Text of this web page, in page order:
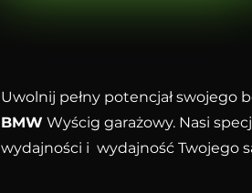
Uwolnij pełny potencjał swojego
BMW Wyścig garażowy. Nasi
wydajności i wydajność Twojego